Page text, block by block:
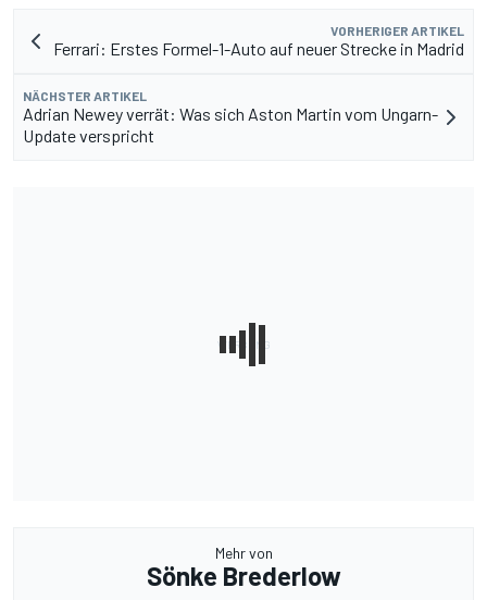
VORHERIGER ARTIKEL
Ferrari: Erstes Formel-1-Auto auf neuer Strecke in Madrid
NÄCHSTER ARTIKEL
Adrian Newey verrät: Was sich Aston Martin vom Ungarn-
Update verspricht
Mehr von
Sönke Brederlow